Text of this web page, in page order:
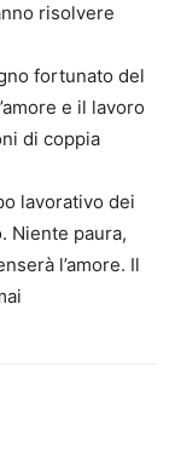
risolvere
fortunato del
e il lavoro
di coppia
lavorativo dei
Niente paura,
l’amore. Il